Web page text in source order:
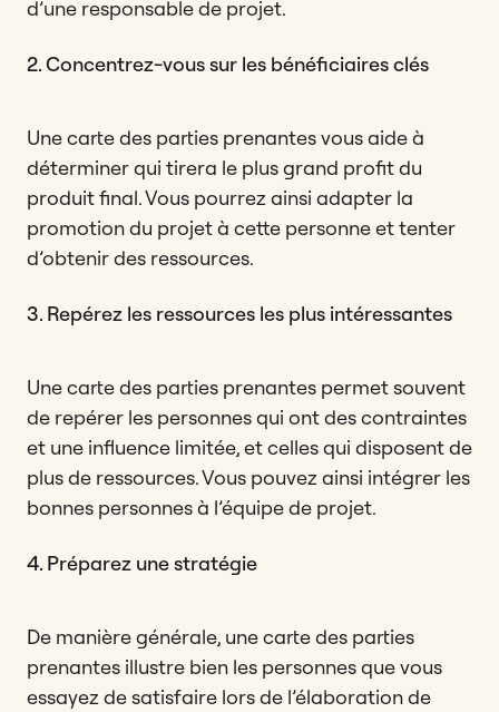
d’une responsable de projet.
2. Concentrez-vous sur les bénéficiaires clés
Une carte des parties prenantes vous aide à
déterminer qui tirera le plus grand profit du
produit final. Vous pourrez ainsi adapter la
promotion du projet à cette personne et tenter
d’obtenir des ressources.
3. Repérez les ressources les plus intéressantes
Une carte des parties prenantes permet souvent
de repérer les personnes qui ont des contraintes
et une influence limitée, et celles qui disposent de
plus de ressources. Vous pouvez ainsi intégrer les
bonnes personnes à l’équipe de projet.
4. Préparez une stratégie
De manière générale, une carte des parties
prenantes illustre bien les personnes que vous
essayez de satisfaire lors de l’élaboration de